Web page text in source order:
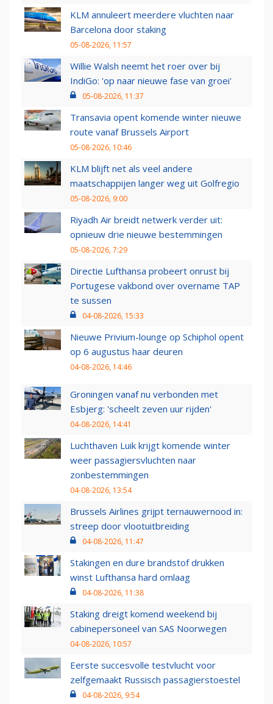
KLM annuleert meerdere vluchten naar
Barcelona door staking
05-08-2026, 11:57
Willie Walsh neemt het roer over bij
IndiGo: 'op naar nieuwe fase van groei'
05-08-2026, 11:37
Transavia opent komende winter nieuwe
route vanaf Brussels Airport
05-08-2026, 10:46
KLM blijft net als veel andere
maatschappijen langer weg uit Golfregio
05-08-2026, 9:00
Riyadh Air breidt netwerk verder uit:
opnieuw drie nieuwe bestemmingen
05-08-2026, 7:29
Directie Lufthansa probeert onrust bij
Portugese vakbond over overname TAP
te sussen
04-08-2026, 15:33
Nieuwe Privium-lounge op Schiphol opent
op 6 augustus haar deuren
04-08-2026, 14:46
Groningen vanaf nu verbonden met
Esbjerg: 'scheelt zeven uur rijden'
04-08-2026, 14:41
Luchthaven Luik krijgt komende winter
weer passagiersvluchten naar
zonbestemmingen
04-08-2026, 13:54
Brussels Airlines grijpt ternauwernood in:
streep door vlootuitbreiding
04-08-2026, 11:47
Stakingen en dure brandstof drukken
winst Lufthansa hard omlaag
04-08-2026, 11:38
Staking dreigt komend weekend bij
cabinepersoneel van SAS Noorwegen
04-08-2026, 10:57
Eerste succesvolle testvlucht voor
zelfgemaakt Russisch passagierstoestel
04-08-2026, 9:54